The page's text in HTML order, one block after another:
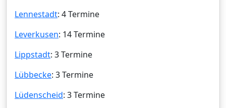
Lennestadt: 4 Termine
Leverkusen: 14 Termine
Lippstadt: 3 Termine
Lübbecke: 3 Termine
Lüdenscheid: 3 Termine